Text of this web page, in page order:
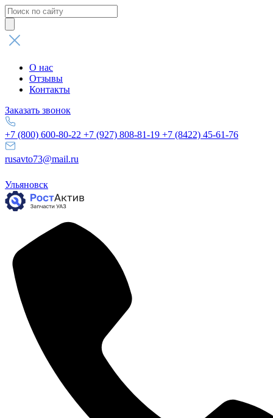
Поиск
товаров
О нас
Отзывы
Контакты
Заказать звонок
+7 (800) 600-80-22 +7 (927) 808-81-19 +7 (8422) 45-61-76
rusavto73@mail.ru
Ульяновск